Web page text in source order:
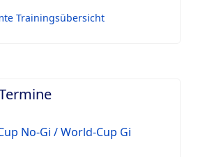
Trainingsübersicht
No-Gi / World-Cup Gi